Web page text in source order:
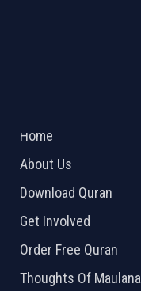
Home
About Us
Download Quran
Get Involved
Order Free Quran
Thoughts Of Maulana